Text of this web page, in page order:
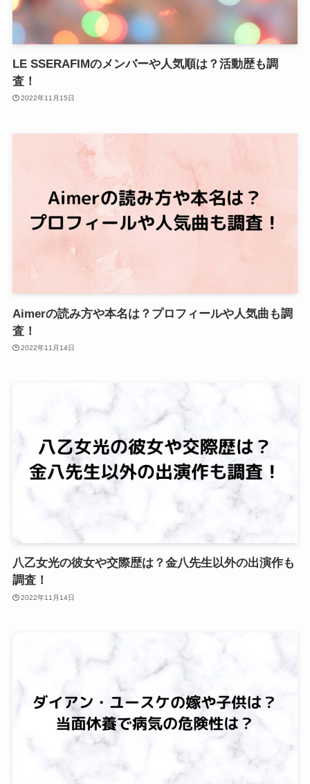
LE SSERAFIMのメンバーや人気順は？活動歴も調
査！
2022年11月15日
Aimerの読み方や本名は？プロフィールや人気曲も調
査！
2022年11月14日
八乙女光の彼女や交際歴は？金八先生以外の出演作も
調査！
2022年11月14日